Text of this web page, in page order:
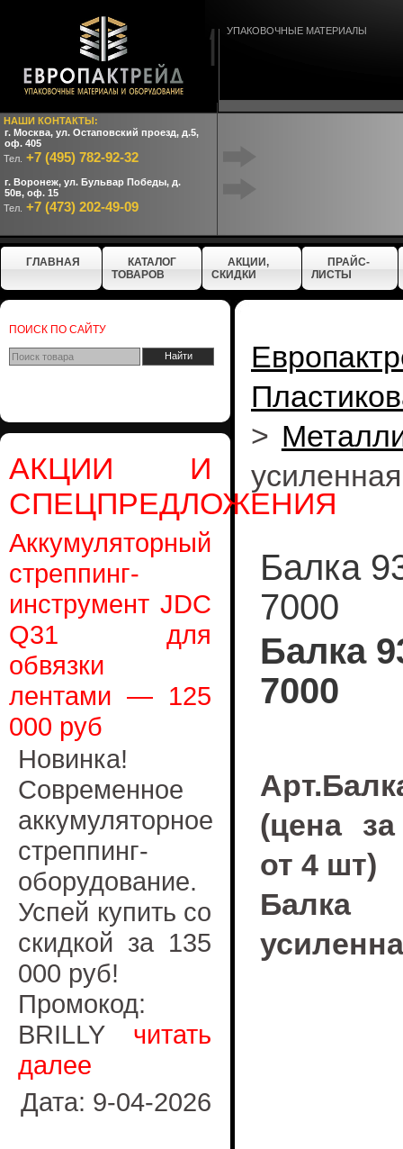
НАШИ КОНТАКТЫ:
г. Москва, ул. Остаповский проезд, д.5,
оф. 405
Тел. +7 (495) 782-92-32
г. Воронеж, ул. Бульвар Победы, д.
50в, оф. 15
Тел. +7 (473) 202-49-09
УПАКОВОЧНЫЕ МАТЕРИАЛЫ
ГЛАВНАЯ
КАТАЛОГ
ТОВАРОВ
АКЦИИ,
СКИДКИ
ПРАЙС-
ЛИСТЫ
ПОИСК ПО САЙТУ
АКЦИИ И
СПЕЦПРЕДЛОЖЕНИЯ
Аккумуляторный
стреппинг-
инструмент JDC
Q31 для
обвязки
лентами — 125
000 руб
Новинка!
Современное
аккумуляторное
стреппинг-
оборудование.
Успей купить со
скидкой за 135
000 руб!
Промокод:
BRILLY читать
далее
Дата: 9-04-2026
>
Балка
7000
Балка
7000
(цена
от 4 шт)